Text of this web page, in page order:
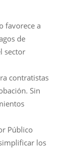
favorece a
de
sector
contratistas
Sin
Público
los